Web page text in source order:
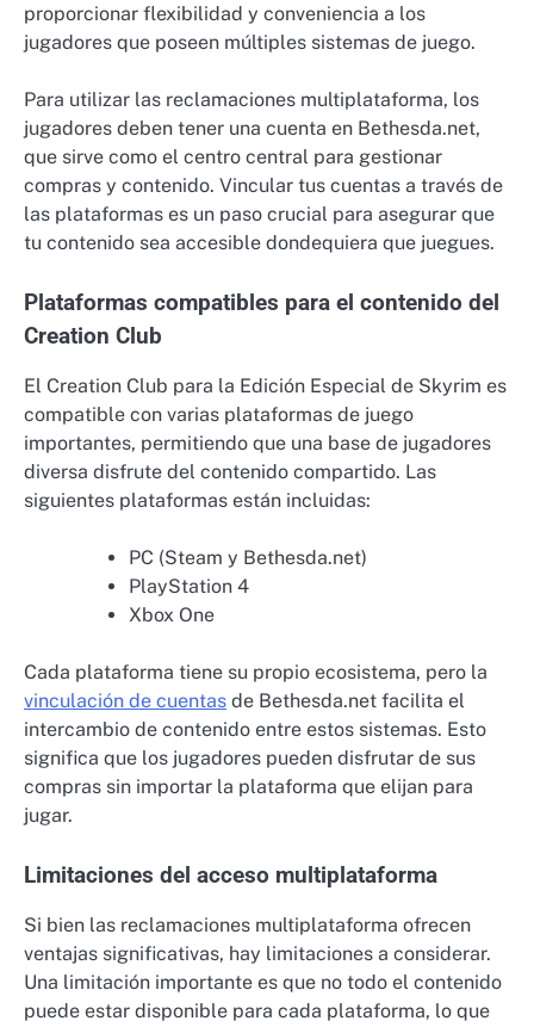
proporcionar flexibilidad y conveniencia a los
jugadores que poseen múltiples sistemas de juego.
Para utilizar las reclamaciones multiplataforma, los
jugadores deben tener una cuenta en Bethesda.net,
que sirve como el centro central para gestionar
compras y contenido. Vincular tus cuentas a través de
las plataformas es un paso crucial para asegurar que
tu contenido sea accesible dondequiera que juegues.
Plataformas compatibles para el contenido del
Creation Club
El Creation Club para la Edición Especial de Skyrim es
compatible con varias plataformas de juego
importantes, permitiendo que una base de jugadores
diversa disfrute del contenido compartido. Las
siguientes plataformas están incluidas:
PC (Steam y Bethesda.net)
PlayStation 4
Xbox One
Cada plataforma tiene su propio ecosistema, pero la
vinculación de cuentas de Bethesda.net facilita el
intercambio de contenido entre estos sistemas. Esto
significa que los jugadores pueden disfrutar de sus
compras sin importar la plataforma que elijan para
jugar.
Limitaciones del acceso multiplataforma
Si bien las reclamaciones multiplataforma ofrecen
ventajas significativas, hay limitaciones a considerar.
Una limitación importante es que no todo el contenido
puede estar disponible para cada plataforma, lo que